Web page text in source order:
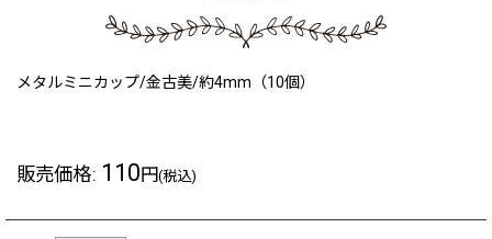
メタルミニカップ/金古美/約4mm（10個）
販売価格: 110円(税込)